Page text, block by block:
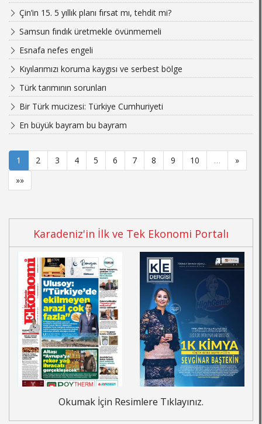
Çin’in 15. 5 yıllık planı fırsat mı, tehdit mi?
Samsun fındık üretmekle övünmemeli
Esnafa nefes engeli
Kıyılarımızı koruma kaygısı ve serbest bölge
Türk tarımının sorunları
Bir Türk mucizesi: Türkiye Cumhuriyeti
En büyük bayram bu bayram
1 2 3 4 5 6 7 8 9 10 …
»
»»
Karadeniz'in İlk ve Tek Ekonomi Portalı
Okumak İçin Resimlere Tıklayınız.